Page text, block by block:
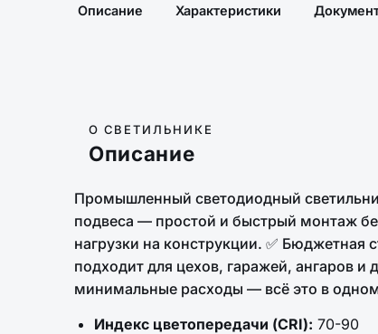
Описание Характеристики
О СВЕТИЛЬНИКЕ
Описание
Промышленный светодиодный
подвеса — простой и быстрый монтаж
нагрузки на конструкции. ✅
подходит для цехов, гаражей, ангаров
минимальные расходы — всё это в
Индекс цветопередачи (CRI): 70-90